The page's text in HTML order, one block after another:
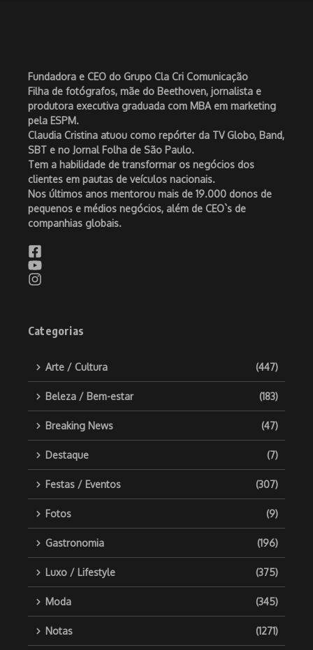
Fundadora e CEO do Grupo Cla Cri Comunicação
Filha de fotógrafos, mãe do Beethoven, jornalista e
produtora executiva graduada com MBA em marketing
pela ESPM.
Claudia Cristina atuou como repórter da TV Globo, Band,
SBT e no Jornal Folha de São Paulo.
Tem a habilidade de transformar os negócios dos
clientes em pautas de veículos nacionais.
Nos últimos anos mentorou mais de 19.000 donos de
pequenos e médios negócios, além de CEO`s de
companhias globais.
Categorias
Arte / Cultura (447)
Beleza / Bem-estar (183)
Breaking News (47)
Destaque (7)
Festas / Eventos (307)
Fotos (9)
Gastronomia (196)
Luxo / Lifestyle (375)
Moda (345)
Notas (1271)